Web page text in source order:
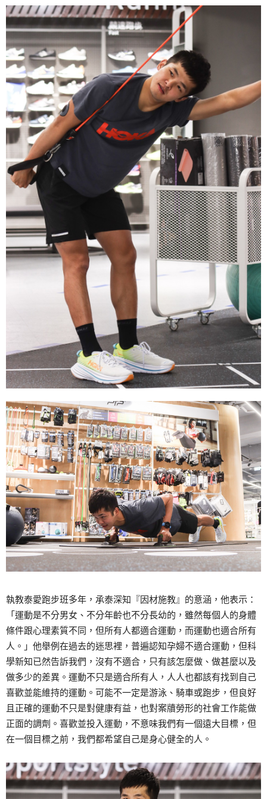
執教泰愛跑步班多年，承泰深知『因材施教』的意涵，他表示：
「運動是不分男女、不分年齡也不分長幼的，雖然每個人的身體
條件跟心理素質不同，但所有人都適合運動，而運動也適合所有
人。」他舉例在過去的迷思裡，普遍認知孕婦不適合運動，但科
學新知已然告訴我們，沒有不適合，只有該怎麼做、做甚麼以及
做多少的差異。運動不只是適合所有人，人人也都該有找到自己
喜歡並能維持的運動。可能不一定是游泳、騎車或跑步，但良好
且正確的運動不只是對健康有益，也對案牘勞形的社會工作能做
正面的調劑。喜歡並投入運動，不意味我們有一個遠大目標，但
在一個目標之前，我們都希望自己是身心健全的人。